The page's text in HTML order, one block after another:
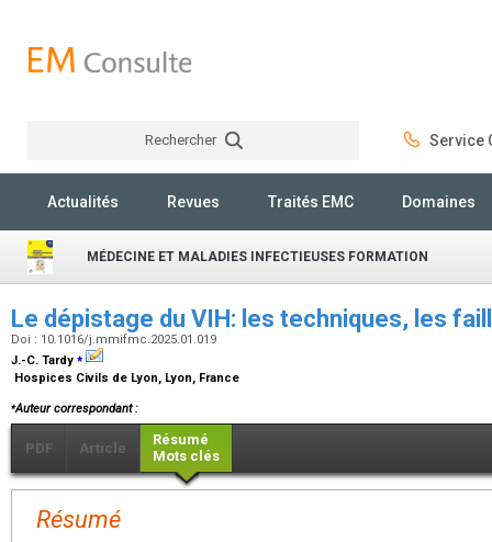
Rechercher Service
Actualités Revues Traités EMC Domaines
MÉDECINE ET MALADIES INFECTIEUSES FORMATION
Le dépistage du VIH: les techniques, les
Doi : 10.1016/j.mmifmc.2025.01.019
J.-C. Tardy ⁎
Hospices Civils de Lyon, Lyon, France
⁎Auteur correspondant :
PDF Article
Résumé
Mots clés
Résumé